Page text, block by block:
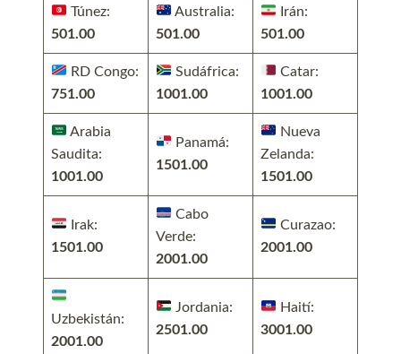
Túnez:
501.00
Australia:
501.00
Irán:
501.00
RD Congo:
751.00
Sudáfrica:
1001.00
Catar:
1001.00
Arabia
Saudita:
1001.00
Panamá:
1501.00
Nueva
Zelanda:
1501.00
Irak:
1501.00
Cabo
Verde:
2001.00
Curazao:
2001.00
Uzbekistán:
2001.00
Jordania:
2501.00
Haití:
3001.00